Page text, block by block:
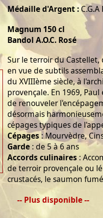
Médaille d'Argent :C.G.A
Magnum 150 cl
Bandol A.O.C. Rosé
Sur le terroir du Castellet,
en vue de subtils
du XVIIIème siècle, à
provençale. En 1969,
de renouveler
désormais
cépages typiques de
Cépages: Mourvèdre,
Garde : de 5 à 6 ans
Accords culinaires :
de terroir provençale ou
crustacés, le saumon
-- Plus disponible --